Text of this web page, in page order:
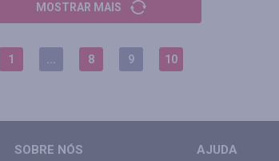
MOSTRAR MAIS
1 8 9 10
SOBRE NÓS AJUDA